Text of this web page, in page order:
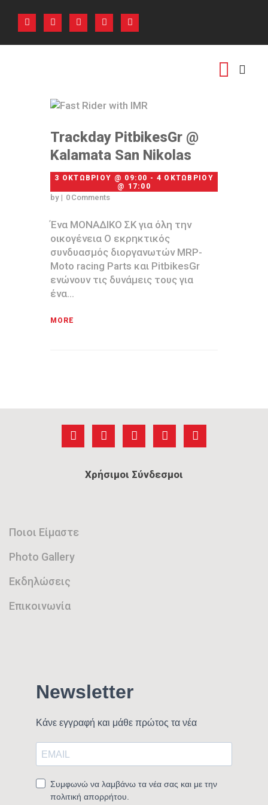
ΑΡΧΙΚΗ
ΠΟΙΟΙ ΕΙΜΑΣΤΕ
ΕΠΙΚΟΙΝΩΝΙΑ
Trackday PitbikesGr @
Kalamata San Nikolas
3 ΟΚΤΩΒΡΊΟΥ @ 09:00 - 4 ΟΚΤΩΒΡΊΟΥ
@ 17:00
by 0 Comments
Ένα ΜΟΝΑΔΙΚΟ ΣΚ για όλη την
οικογένεια Ο εκρηκτικός
συνδυασμός διοργανωτών MRP-
Moto racing Parts και PitbikesGr
ενώνουν τις δυνάμεις τους για
ένα…
MORE
Χρήσιμοι Σύνδεσμοι
Ποιοι Είμαστε
Photo Gallery
Εκδηλώσεις
Επικοινωνία